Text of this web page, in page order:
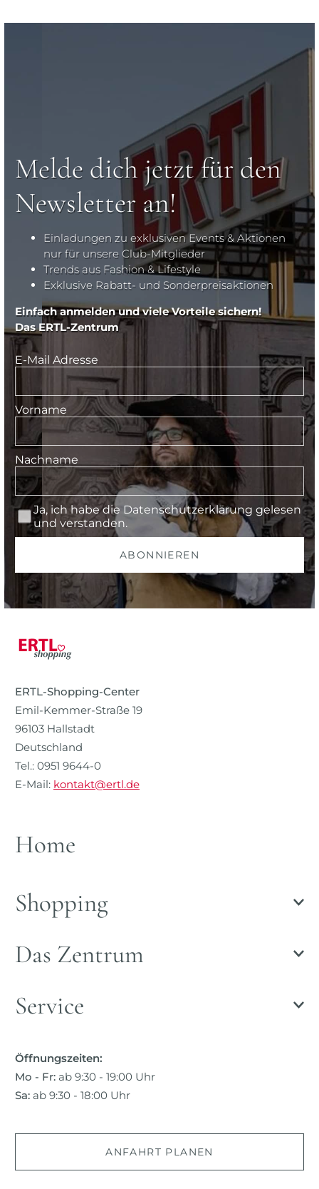
Melde dich jetzt für den
Newsletter an!
Einladungen zu exklusiven Events & Aktionen
nur für unsere Club-Mitglieder
Trends aus Fashion & Lifestyle
Exklusive Rabatt- und Sonderpreisaktionen
Einfach anmelden und viele Vorteile sichern!
Das ERTL-Zentrum
E-Mail Adresse
Vorname
Nachname
Ja, ich habe die Datenschutzerklärung gelesen
und verstanden.
ABONNIEREN
ERTL-Shopping-Center
Emil-Kemmer-Straße 19
96103 Hallstadt
Deutschland
Tel.: 0951 9644-0
E-Mail: kontakt@ertl.de
Home
Shopping
Das Zentrum
Service
Öffnungszeiten:
Mo - Fr: ab 9:30 - 19:00 Uhr
Sa: ab 9:30 - 18:00 Uhr
ANFAHRT PLANEN